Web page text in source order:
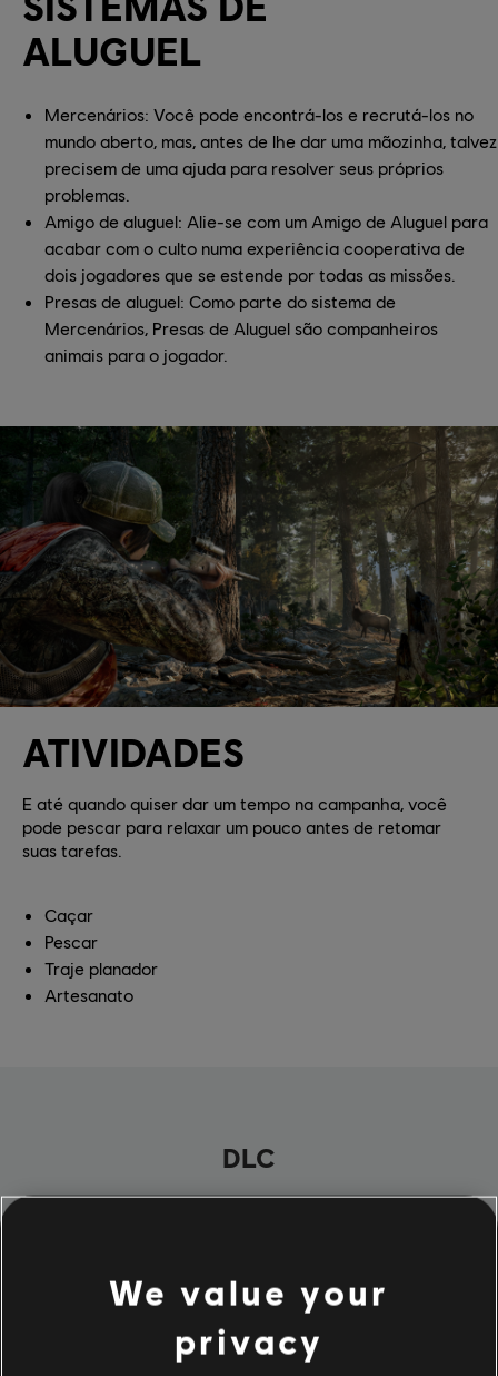
ALUGUEL
Mercenários: Você pode encontrá-los e recrutá-los no
mundo aberto, mas, antes de lhe dar uma mãozinha, talvez
precisem de uma ajuda para resolver seus próprios
problemas.
Amigo de aluguel: Alie-se com um Amigo de Aluguel para
acabar com o culto numa experiência cooperativa de
dois jogadores que se estende por todas as missões.
Presas de aluguel: Como parte do sistema de
Mercenários, Presas de Aluguel são companheiros
animais para o jogador.
ATIVIDADES
E até quando quiser dar um tempo na campanha, você
pode pescar para relaxar um pouco antes de retomar
suas tarefas.
Caçar
Pescar
Traje planador
Artesanato
DLC
We value your
privacy